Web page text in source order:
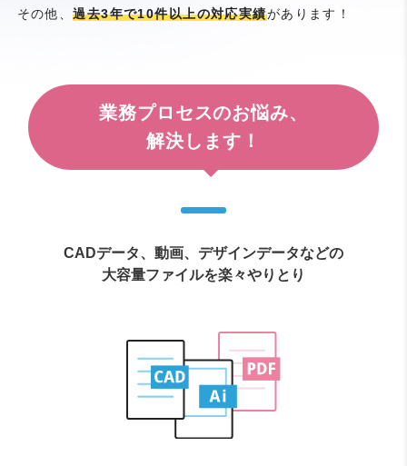
その他、過去3年で10件以上の対応実績があります！
業務プロセスのお悩み、
解決します！
CADデータ、動画、デザインデータなどの
大容量ファイルを楽々やりとり